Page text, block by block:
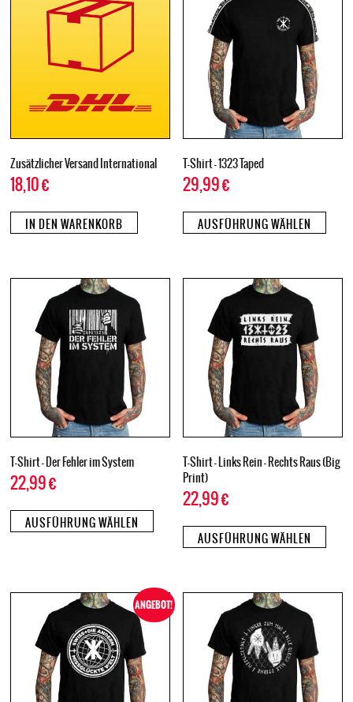
Zusätzlicher Versand International
18,10€
IN DEN WARENKORB
T-Shirt – 1323 Taped
29,99€
AUSFÜHRUNG WÄHLEN
T-Shirt – Der Fehler im System
22,99€
AUSFÜHRUNG WÄHLEN
T-Shirt – Links Rein – Rechts Raus (Big
Print)
22,99€
AUSFÜHRUNG WÄHLEN
ANGEBOT!